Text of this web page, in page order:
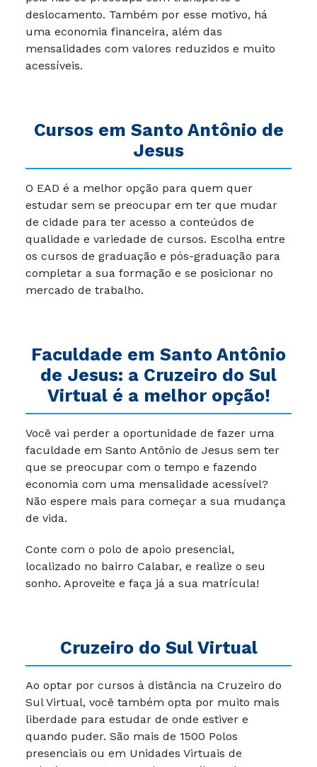
Além da flexibilidade, a economia
proporcionada pelo EAD abrange dois aspectos:
o tempo e as finanças. Você economiza tempo,
pois não se preocupa com transporte e
acessíveis.
Cursos em Santo Antônio de
Jesus
O EAD é a melhor opção para quem quer
estudar sem se preocupar em ter que mudar
de cidade para ter acesso a conteúdos de
mercado de trabalho.
Faculdade em Santo Antônio
de Jesus: a Cruzeiro do Sul
Virtual é a melhor opção!
Você vai perder a oportunidade de fazer uma
faculdade em Santo Antônio de Jesus sem ter
economia com uma mensalidade acessível?
Não espere mais para começar a sua mudança
de vida.
sonho. Aproveite e faça já a sua matrícula!
Cruzeiro do Sul Virtual
Ao optar por cursos à distância na Cruzeiro do
Sul Virtual, você também opta por muito mais